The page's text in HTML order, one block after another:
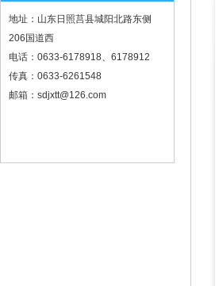
地址：山东日照莒县城阳北路东侧
206国道西
电话：0633-6178918、6178912
传真：0633-6261548
邮箱：sdjxtt@126.com